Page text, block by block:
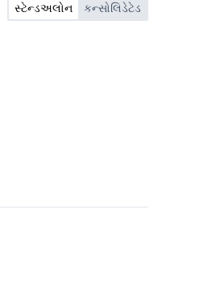
સ્ટેન્ડઅલોન કન્સોલિડેટેડ